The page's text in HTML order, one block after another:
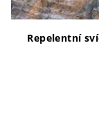
Repelentní